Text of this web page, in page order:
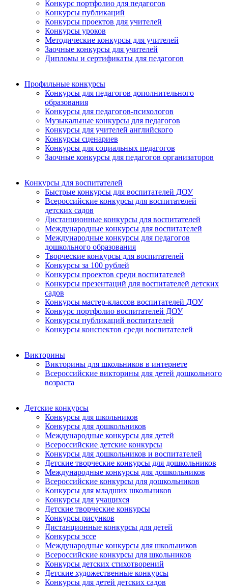
Конкурс портфолио для педагогов
Конкурсы публикаций
Конкурсы проектов для учителей
Конкурсы уроков
Методические конкурсы для учителей
Заочные конкурсы для учителей
Дипломы и сертификаты для педагогов
Профильные конкурсы
Конкурсы для педагогов дополнительного
образования
Конкурсы для педагогов-психологов
Музыкальные конкурсы для педагогов
Конкурсы для учителей английского
Конкурсы сценариев
Конкурсы для социальных педагогов
Заочные конкурсы для педагогов организаторов
Конкурсы для воспитателей
Быстрые конкурсы для воспитателей ДОУ
Всероссийские конкурсы для воспитателей
детских садов
Дистанционные конкурсы для воспитателей
Международные конкурсы для воспитателей
Международные конкурсы для педагогов
дошкольного образования
Творческие конкурсы для воспитателей
Конкурсы за 100 рублей
Конкурсы проектов среди воспитателей
Конкурсы презентаций для воспитателей детских
садов
Конкурсы мастер-классов воспитателей ДОУ
Конкурс портфолио воспитателей ДОУ
Конкурсы публикаций воспитателей
Конкурсы конспектов среди воспитателей
Викторины
Викторины для школьников в интернете
Всероссийские викторины для детей дошкольного
возраста
Детские конкурсы
Конкурсы для школьников
Конкурсы для дошкольников
Международные конкурсы для детей
Всероссийские детские конкурсы
Конкурсы для дошкольников и воспитателей
Детские творческие конкурсы для дошкольников
Международные конкурсы для дошкольников
Всероссийские конкурсы для дошкольников
Конкурсы для младших школьников
Конкурсы для учащихся
Детские творческие конкурсы
Конкурсы рисунков
Дистанционные конкурсы для детей
Конкурсы эссе
Международные конкурсы для школьников
Всероссийские конкурсы для школьников
Конкурсы детских стихотворений
Детские художественные конкурсы
Конкурсы для детей детских садов